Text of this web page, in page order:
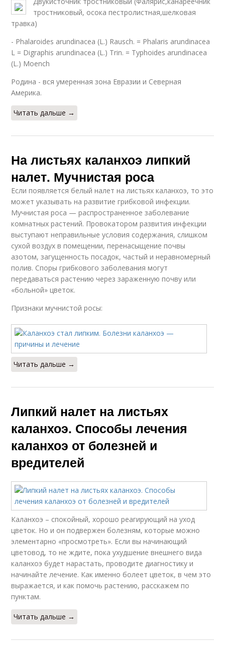
тростниковый, осока пестролистная,шелковая
травка)
- Phalaroides arundinacea (L.) Rausch. = Phalaris arundinacea
L = Digraphis arundinacea (L.) Trin. = Typhoides arundinacea
(L.) Moench
Родина - вся умеренная зона Евразии и Северная
Америка.
Читать дальше →
На листьях каланхоэ липкий
налет. Мучнистая роса
Если появляется белый налет на листьях каланхоэ, то это
может указывать на развитие грибковой инфекции.
Мучнистая роса — распространенное заболевание
комнатных растений. Провокатором развития инфекции
выступают неправильные условия содержания, слишком
сухой воздух в помещении, перенасыщение почвы
азотом, загущенность посадок, частый и неравномерный
полив. Споры грибкового заболевания могут
передаваться растению через зараженную почву или
«больной» цветок.
Признаки мучнистой росы:
Читать дальше →
Липкий налет на листьях
каланхоэ. Способы лечения
каланхоэ от болезней и
вредителей
Каланхоэ – спокойный, хорошо реагирующий на уход
цветок. Но и он подвержен болезням, которые можно
элементарно «просмотреть». Если вы начинающий
цветовод, то не ждите, пока ухудшение внешнего вида
каланхоэ будет нарастать, проводите диагностику и
начинайте лечение. Как именно болеет цветок, в чем это
выражается, и как помочь растению, расскажем по
пунктам.
Читать дальше →